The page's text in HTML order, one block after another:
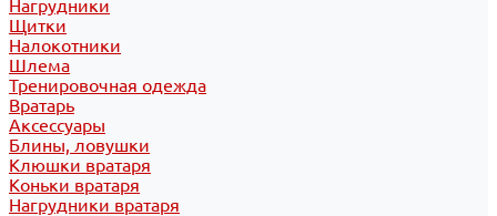
Нагрудники
Щитки
Налокотники
Шлема
Тренировочная одежда
Вратарь
Аксессуары
Блины, ловушки
Клюшки вратаря
Коньки вратаря
Нагрудники вратаря